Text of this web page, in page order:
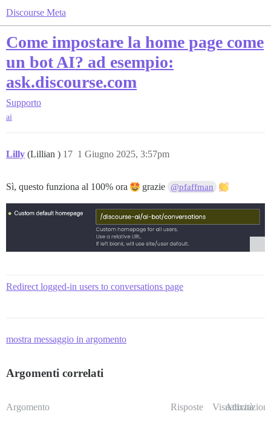
Discourse Meta
Come impostare la home page come
un bot AI? ad esempio:
ask.discourse.com
Supporto
ai
Lilly (Lillian ) 1 Giugno 2025, 3:57pm
17
Sì, questo funziona al 100% ora grazie @pfaffman
Redirect logged-in users to conversations page
mostra messaggio in argomento
Argomenti correlati
Argomento Risposte Visualizzazioni
Attività